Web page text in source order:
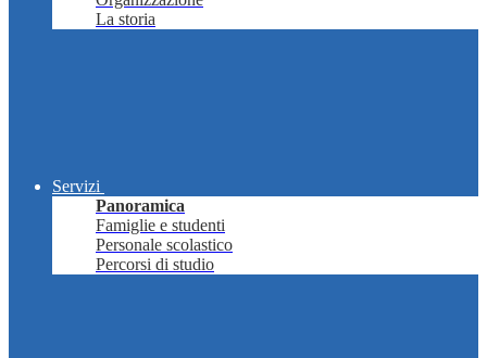
La storia
Servizi
Panoramica
Famiglie e studenti
Personale scolastico
Percorsi di studio